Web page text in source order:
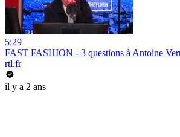
5:29
FAST FASHION - 3 questions à Antoine
rtl.fr
il y a 2 ans